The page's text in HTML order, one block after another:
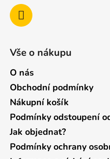
Vše o nákupu
O nás
Obchodní podmínky
Nákupní košík
Podmínky odstoupení
Jak objednat?
Podmínky ochrany